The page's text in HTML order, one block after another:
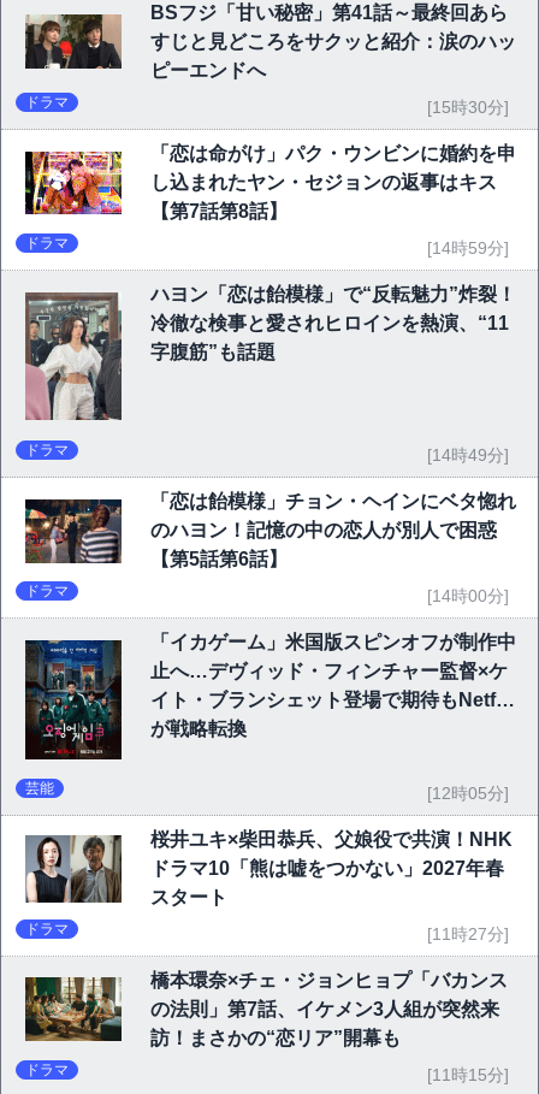
BSフジ「甘い秘密」第41話～最終回あら
すじと見どころをサクッと紹介：涙のハッ
ピーエンドへ
ドラマ [15時30分]
「恋は命がけ」パク・ウンビンに婚約を申
し込まれたヤン・セジョンの返事はキス
【第7話第8話】
ドラマ [14時59分]
ハヨン「恋は飴模様」で“反転魅力”炸裂！
冷徹な検事と愛されヒロインを熱演、“11
字腹筋”も話題
ドラマ [14時49分]
「恋は飴模様」チョン・ヘインにベタ惚れ
のハヨン！記憶の中の恋人が別人で困惑
【第5話第6話】
ドラマ [14時00分]
「イカゲーム」米国版スピンオフが制作中
止へ…デヴィッド・フィンチャー監督×ケ
イト・ブランシェット登場で期待もNetflix
が戦略転換
芸能 [12時05分]
桜井ユキ×柴田恭兵、父娘役で共演！NHK
ドラマ10「熊は嘘をつかない」2027年春
スタート
ドラマ [11時27分]
橋本環奈×チェ・ジョンヒョプ「バカンス
の法則」第7話、イケメン3人組が突然来
訪！まさかの“恋リア”開幕も
ドラマ [11時15分]